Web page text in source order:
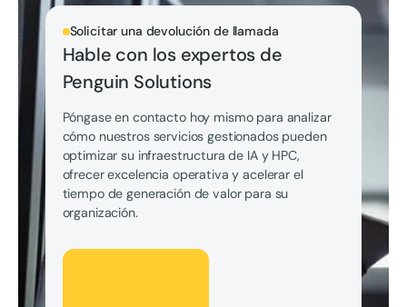
Solicitar una devolución de llamada
Hable con los expertos de
Penguin Solutions
Póngase en contacto hoy mismo para analizar
cómo nuestros servicios gestionados pueden
optimizar su infraestructura de IA y HPC,
ofrecer excelencia operativa y acelerar el
tiempo de generación de valor para su
organización.
Hablemos